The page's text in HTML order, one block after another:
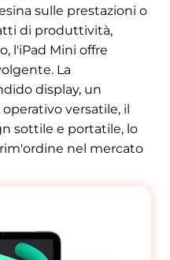
sulle prestazioni o
di produttività,
l'iPad Mini offre
La
display, un
versatile, il
sottile e portatile, lo
nel mercato